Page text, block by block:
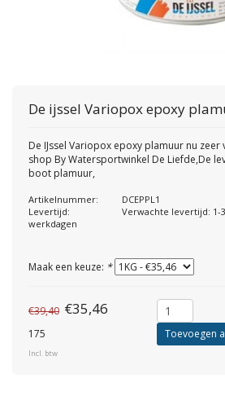
De ijssel Variopox epoxy
De IJssel Variopox epoxy plamuur nu
shop By Watersportwinkel De Liefde,De
boot plamuur,
Artikelnummer:
DCEPPL1
Levertijd:
Verwachte levertijd: 1-3
werkdagen
Maak een keuze: *
€39,40 €35,46
175
Incl. btw
Toevoegen